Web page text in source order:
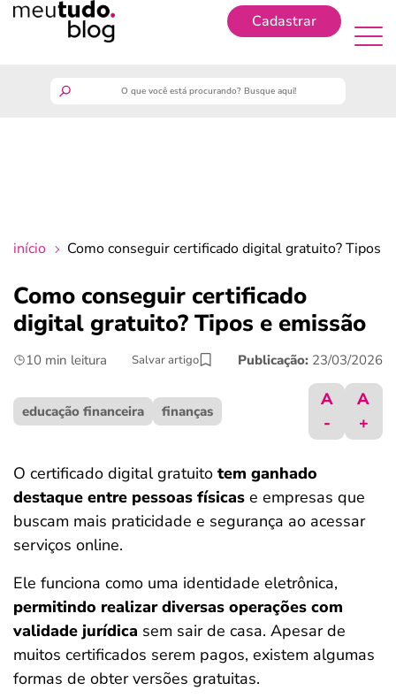
Cadastrar
crédito fácil
últimas notícias
ferramentas
início Como conseguir certificado digital gratuito? Tipos
Como conseguir certificado
digital gratuito? Tipos e emissão
10 min leitura Salvar artigo Publicação: 23/03/2026
educação financeira finanças
A
-
A
+
O certificado digital gratuito tem ganhado
destaque entre pessoas físicas e empresas que
buscam mais praticidade e segurança ao acessar
serviços online.
Ele funciona como uma identidade eletrônica,
permitindo realizar diversas operações com
validade jurídica sem sair de casa. Apesar de
muitos certificados serem pagos, existem algumas
formas de obter versões gratuitas.